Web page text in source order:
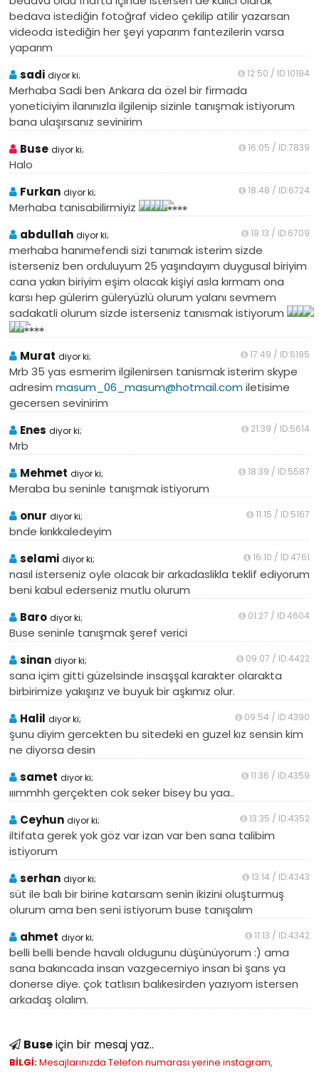
bedava istediğin fotoğraf video çekilip atilir yazarsan
videoda istediğin her şeyi yaparım fantezilerin varsa
yaparım
sadi diyor ki; 12:50 / ID:10194
Merhaba Sadi ben Ankara da özel bir firmada
yoneticiyim ilanınızla ilgilenip sizinle tanışmak istiyorum
bana ulaşırsanız sevinirim
Buse diyor ki; 16:05 / ID:7839
Halo
Furkan diyor ki; 18:48 / ID:6724
Merhaba tanisabilirmiyiz
abdullah diyor ki; 19:13 / ID:6709
merhaba hanımefendi sizi tanımak isterim sizde
isterseniz ben orduluyum 25 yaşındayım duygusal biriyim
cana yakın biriyim eşim olacak kişiyi asla kırmam ona
karsı hep gülerim güleryüzlü olurum yalanı sevmem
sadakatli olurum sizde isterseniz tanısmak istiyorum
Murat diyor ki; 17:49 / ID:6195
Mrb 35 yas esmerim ilgilenirsen tanismak isterim skype
adresim masum_06_masum@hotmail.comiletisime
gecersen sevinirim
Enes diyor ki; 21:39 / ID:5614
Mrb
Mehmet diyor ki; 18:39 / ID:5587
Meraba bu seninle tanışmak istiyorum
onur diyor ki; 11:15 / ID:5167
bnde kırıkkaledeyim
selami diyor ki; 16:10 / ID:4761
nasıl isterseniz oyle olacak bir arkadaslikla teklif ediyorum
beni kabul ederseniz mutlu olurum
Baro diyor ki; 01:27 / ID:4604
Buse seninle tanışmak şeref verici
sinan diyor ki; 09:07 / ID:4422
sana içim gitti güzelsinde insaşşal karakter olarakta
birbirimize yakışırız ve buyuk bir aşkımız olur.
Halil diyor ki; 09:54 / ID:4390
şunu diyim gercekten bu sitedeki en guzel kız sensin kim
ne diyorsa desin
samet diyor ki; 11:36 / ID:4359
ııımmhh gerçekten cok seker bisey bu yaa..
Ceyhun diyor ki; 13:35 / ID:4352
iltifata gerek yok göz var izan var ben sana talibim
istiyorum
serhan diyor ki; 13:14 / ID:4343
süt ile balı bir birine katarsam senin ikizini oluşturmuş
olurum ama ben seni istiyorum buse tanışalım
ahmet diyor ki; 11:13 / ID:4342
belli belli bende havalı oldugunu düşünüyorum :) ama
sana bakıncada insan vazgecemiyo insan bi şans ya
donerse diye. çok tatlısın balıkesirden yazıyom istersen
arkadaş olalım.
Buseiçin bir mesaj yaz..
BİLGİ:Mesajlarınızda Telefon numarası yerine instagram,